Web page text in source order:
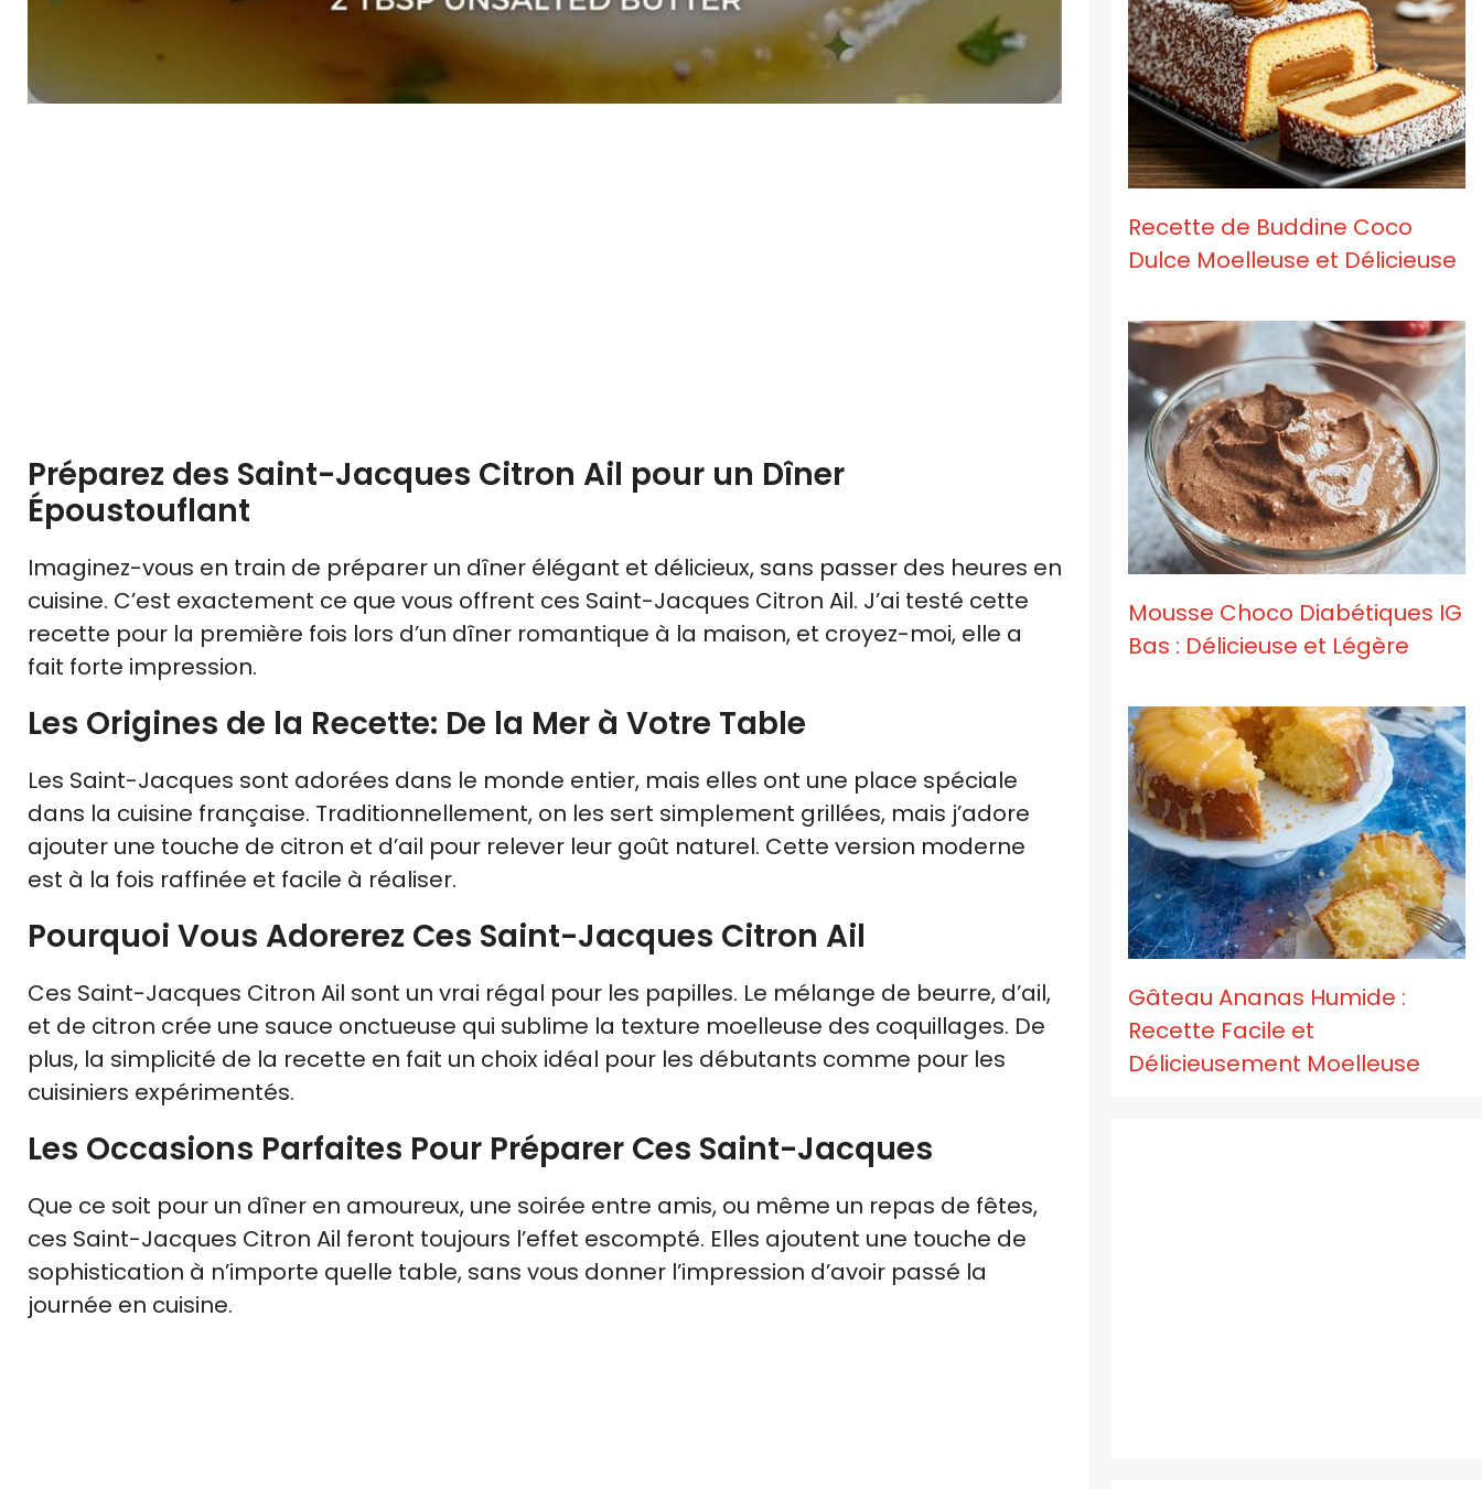
Préparez des Saint-Jacques Citron Ail pour un Dîner
Époustouflant
Imaginez-vous en train de préparer un dîner élégant et délicieux, sans passer des heures en
cuisine. C’est exactement ce que vous offrent ces Saint-Jacques Citron Ail. J’ai testé cette
recette pour la première fois lors d’un dîner romantique à la maison, et croyez-moi, elle a
fait forte impression.
Les Origines de la Recette: De la Mer à Votre Table
Les Saint-Jacques sont adorées dans le monde entier, mais elles ont une place spéciale
dans la cuisine française. Traditionnellement, on les sert simplement grillées, mais j’adore
ajouter une touche de citron et d’ail pour relever leur goût naturel. Cette version moderne
est à la fois raffinée et facile à réaliser.
Pourquoi Vous Adorerez Ces Saint-Jacques Citron Ail
Ces Saint-Jacques Citron Ail sont un vrai régal pour les papilles. Le mélange de beurre, d’ail,
et de citron crée une sauce onctueuse qui sublime la texture moelleuse des coquillages. De
plus, la simplicité de la recette en fait un choix idéal pour les débutants comme pour les
cuisiniers expérimentés.
Les Occasions Parfaites Pour Préparer Ces Saint-Jacques
Que ce soit pour un dîner en amoureux, une soirée entre amis, ou même un repas de fêtes,
ces Saint-Jacques Citron Ail feront toujours l’effet escompté. Elles ajoutent une touche de
sophistication à n’importe quelle table, sans vous donner l’impression d’avoir passé la
journée en cuisine.
Recette de Buddine Coco
Dulce Moelleuse et Délicieuse
Mousse Choco Diabétiques IG
Bas : Délicieuse et Légère
Gâteau Ananas Humide :
Recette Facile et
Délicieusement Moelleuse